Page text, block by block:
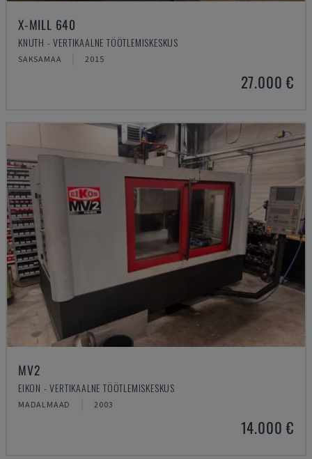
X-MILL 640
KNUTH - VERTIKAALNE TÖÖTLEMISKESKUS
SAKSAMAA 2015
27.000 €
MV2
EIKON - VERTIKAALNE TÖÖTLEMISKESKUS
MADALMAAD 2003
14.000 €